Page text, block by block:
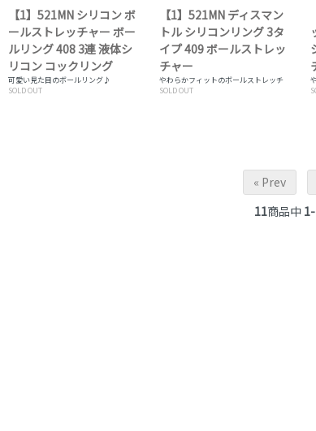
【1】521MN シリコン ボ
ールストレッチャー ボー
ルリング 408 3連 液体シ
リコン コックリング
可愛い見た目のボールリング♪
SOLD OUT
【1】521MN ディスマン
トル シリコンリング 3タ
イプ 409 ボールストレッ
チャー
やわらかフィットのボールストレッチ
SOLD OUT
« Prev
11商品中